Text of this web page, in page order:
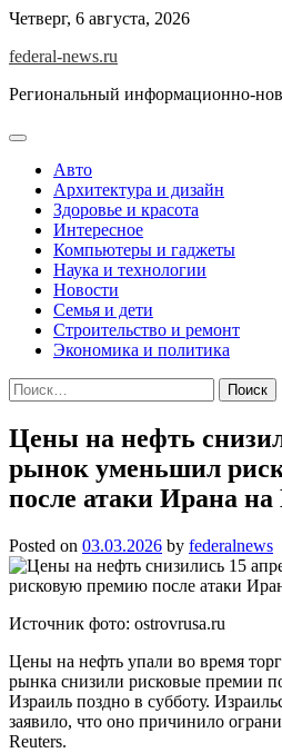
Skip
content
Четверг, 6 августа, 2026
federal-news.ru
Региональный информационно-
Авто
Архитектура и дизайн
Здоровье и красота
Интересное
Компьютеры и гаджеты
Наука и технологии
Новости
Семья и дети
Строительство и ремонт
Экономика и политика
Найти:
Цены на нефть
рынок уменьшил
после атаки Ирана
Posted on 03.03.2026 by federalnews
Источник фото: ostrovrusa.ru
Цены на нефть упали во время
рынка снизили рисковые премии
Израиль поздно в субботу.
заявило, что оно причинило
Reuters.